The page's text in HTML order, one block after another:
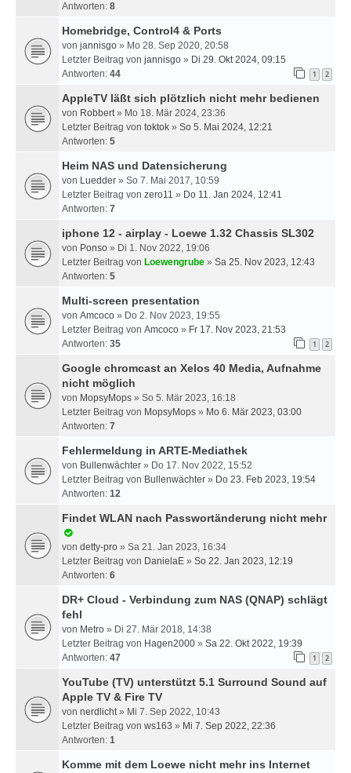
Antworten: 8
Homebridge, Control4 & Ports
von jannisgo » Mo 28. Sep 2020, 20:58
Letzter Beitrag von jannisgo » Di 29. Okt 2024, 09:15
Antworten: 44 1 2
AppleTV läßt sich plötzlich nicht mehr bedienen
von Robbert» Mo 18. Mär 2024, 23:36
Letzter Beitrag von toktok » So 5. Mai 2024, 12:21
Antworten: 5
Heim NAS und Datensicherung
von Luedder » So 7. Mai 2017, 10:59
Letzter Beitrag von zero11 » Do 11. Jan 2024, 12:41
Antworten: 7
iphone 12 - airplay - Loewe 1.32 Chassis SL302
von Ponso » Di 1. Nov 2022, 19:06
Letzter Beitrag von Loewengrube » Sa 25. Nov 2023, 12:43
Antworten: 5
Multi-screen presentation
von Amcoco » Do 2. Nov 2023, 19:55
Letzter Beitrag von Amcoco » Fr 17. Nov 2023, 21:53
Antworten: 35 1 2
Google chromcast an Xelos 40 Media, Aufnahme
nicht möglich
von MopsyMops » So 5. Mär 2023, 16:18
Letzter Beitrag von MopsyMops » Mo 6. Mär 2023, 03:00
Antworten: 7
Fehlermeldung in ARTE-Mediathek
von Bullenwächter » Do 17. Nov 2022, 15:52
Letzter Beitrag von Bullenwächter » Do 23. Feb 2023, 19:54
Antworten: 12
Findet WLAN nach Passwortänderung nicht mehr
von detty-pro » Sa 21. Jan 2023, 16:34
Letzter Beitrag von DanielaE » So 22. Jan 2023, 12:19
Antworten: 6
DR+ Cloud - Verbindung zum NAS (QNAP) schlägt
fehl
von Metro » Di 27. Mär 2018, 14:38
Letzter Beitrag von Hagen2000 » Sa 22. Okt 2022, 19:39
Antworten: 47 1 2
YouTube (TV) unterstützt 5.1 Surround Sound auf
Apple TV & Fire TV
von nerdlicht» Mi 7. Sep 2022, 10:43
Letzter Beitrag von ws163 » Mi 7. Sep 2022, 22:36
Antworten: 1
Komme mit dem Loewe nicht mehr ins Internet